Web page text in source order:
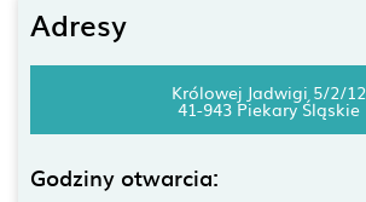
Adresy
Królowej Jadwigi 5/2/12
41-943 Piekary Śląskie
Godziny otwarcia: